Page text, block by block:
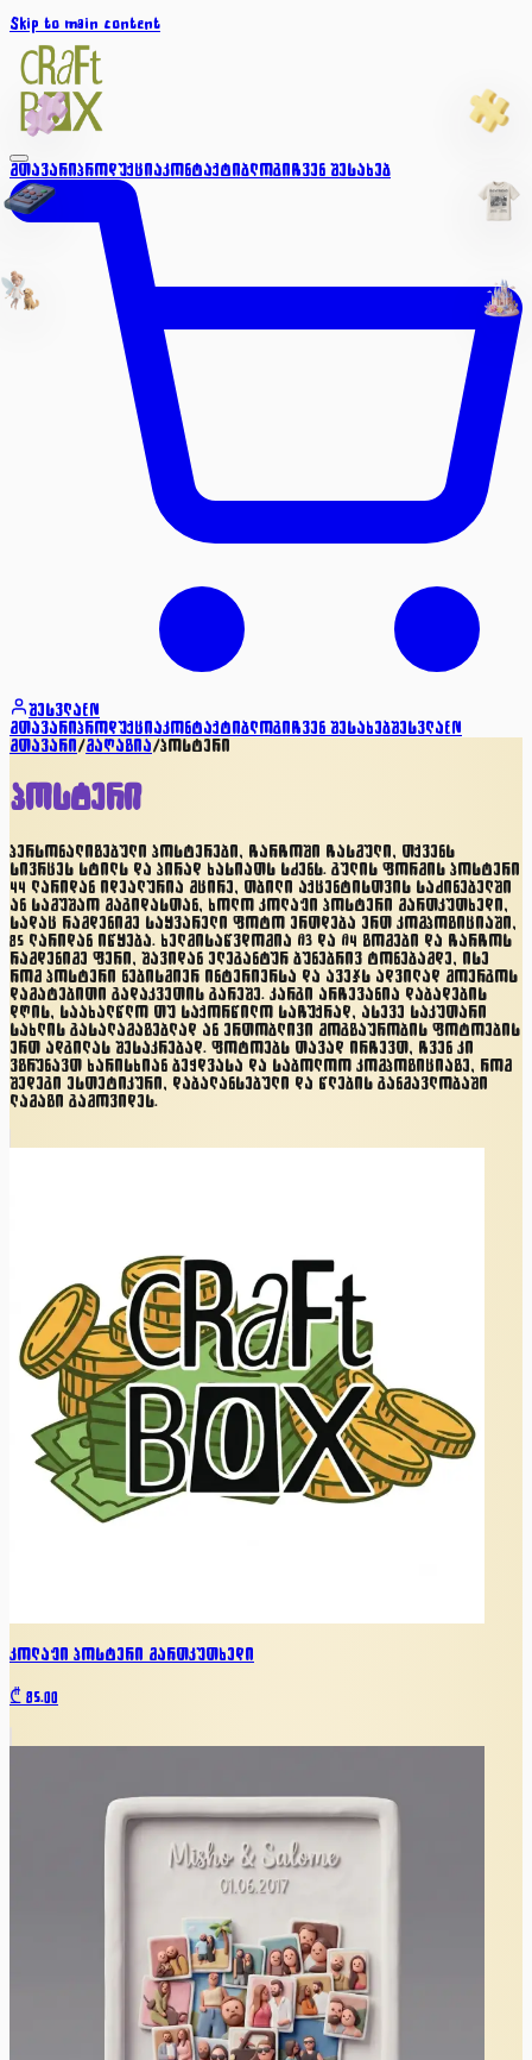
Skip to main content
მთავარიპროდუქციაკონტაქტიბლოგიჩვენ შესახებ
შესვლაEN
მთავარიპროდუქციაკონტაქტიბლოგიჩვენ შესახებშესვლაEN
მთავარი/მაღაზია/პოსტერი
პოსტერი
პერსონალიზებული პოსტერები, ჩარჩოში ჩასმული, თქვენს
სივრცეს სტილს და პირად ხასიათს სძენს. გულის ფორმის პოსტერი
44 ლარიდან იდეალურია მცირე, თბილი აქცენტისთვის საძინებელში
ან სამუშაო მაგიდასთან, ხოლო კოლაჟი პოსტერი მართკუთხედი,
სადაც რამდენიმე საყვარელი ფოტო ერთდება ერთ კომპოზიციაში,
85 ლარიდან იწყება. ხელმისაწვდომია A3 და A4 ზომები და ჩარჩოს
რამდენიმე ფერი, შავიდან ელეგანტურ ბუნებრივ ტონებამდე, ისე
რომ პოსტერი ნებისმიერ ინტერიერსა და ავეჯს ადვილად მოერგოს
დამატებითი გადაკვეთის გარეშე. კარგი არჩევანია დაბადების
დღის, საახალწლო თუ საქორწილო საჩუქრად, ასევე საკუთარი
სახლის გასალამაზებლად ან ერთობლივი მოგზაურობის ფოტოების
ერთ ადგილას შესაკრებად. ფოტოებს თავად ირჩევთ, ჩვენ კი
ვზრუნავთ ხარისხიან ბეჭდვასა და საბოლოო კომპოზიციაზე, რომ
შედეგი ესთეტიკური, დაბალანსებული და წლების განმავლობაში
ლამაზი გამოვიდეს.
კოლაჟი პოსტერი მართკუთხედი
₾ 85.00